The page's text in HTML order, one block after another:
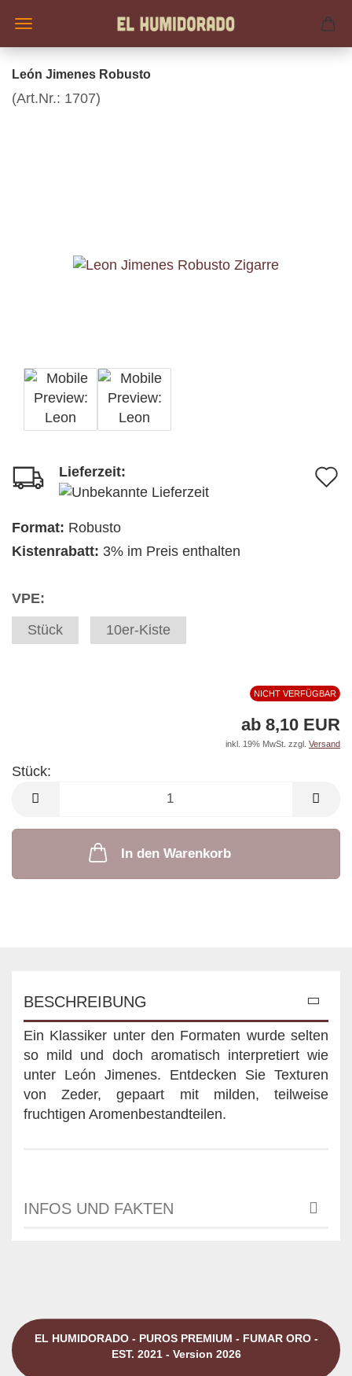
León Jimenes Robusto
(Art.Nr.: 1707)
Lieferzeit:
Format: Robusto
Kistenrabatt: 3% im Preis enthalten
VPE:
Stück
10er-Kiste
NICHT VERFÜGBAR
ab 8,10 EUR
inkl. 19% MwSt. zzgl. Versand
Stück:
Stück
In den Warenkorb
BESCHREIBUNG
Ein Klassiker unter den Formaten wurde selten
so mild und doch aromatisch interpretiert wie
unter León Jimenes. Entdecken Sie Texturen
von Zeder, gepaart mit milden, teilweise
fruchtigen Aromenbestandteilen.
INFOS UND FAKTEN
EL HUMIDORADO - PUROS PREMIUM - FUMAR ORO -
EST. 2021 - Version 2026